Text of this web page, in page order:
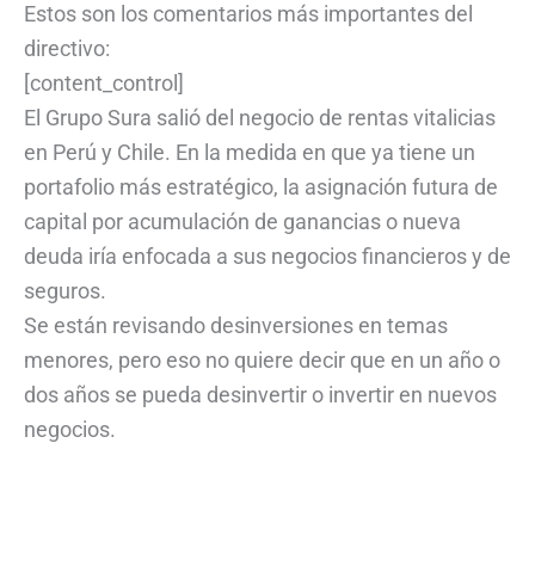
Estos son los comentarios más importantes del
directivo:
[content_control]
El Grupo Sura salió del negocio de rentas vitalicias
en Perú y Chile. En la medida en que ya tiene un
portafolio más estratégico, la asignación futura de
capital por acumulación de ganancias o nueva
deuda iría enfocada a sus negocios financieros y de
seguros.
Se están revisando desinversiones en temas
menores, pero eso no quiere decir que en un año o
dos años se pueda desinvertir o invertir en nuevos
negocios.